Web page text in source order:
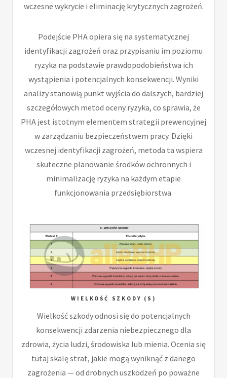
wczesne wykrycie i eliminację krytycznych zagrożeń.
Podejście PHA opiera się na systematycznej
identyfikacji zagrożeń oraz przypisaniu im poziomu
ryzyka na podstawie prawdopodobieństwa ich
wystąpienia i potencjalnych konsekwencji. Wyniki
analizy stanowią punkt wyjścia do dalszych, bardziej
szczegółowych metod oceny ryzyka, co sprawia, że
PHA jest istotnym elementem strategii prewencyjnej
w zarządzaniu bezpieczeństwem pracy. Dzięki
wczesnej identyfikacji zagrożeń, metoda ta wspiera
skuteczne planowanie środków ochronnych i
minimalizację ryzyka na każdym etapie
funkcjonowania przedsiębiorstwa.
WIELKOŚĆ SZKODY (S)
Wielkość szkody odnosi się do potencjalnych
konsekwencji zdarzenia niebezpiecznego dla
zdrowia, życia ludzi, środowiska lub mienia. Ocenia się
tutaj skalę strat, jakie mogą wyniknąć z danego
zagrożenia — od drobnych uszkodzeń po poważne